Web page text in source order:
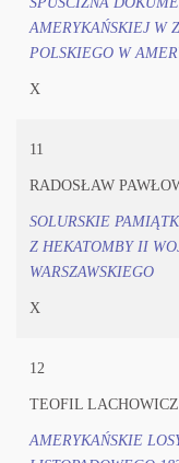
AMERYKAŃSKIEJ W
POLSKIEGO W
X
11
RADOSŁAW
SOLURSKIE
Z HEKATOMBY II
WARSZAWSKIEGO
X
12
TEOFIL LACHOWICZ
AMERYKAŃSKIE